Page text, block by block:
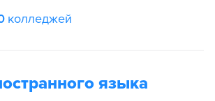
колледжей
языка